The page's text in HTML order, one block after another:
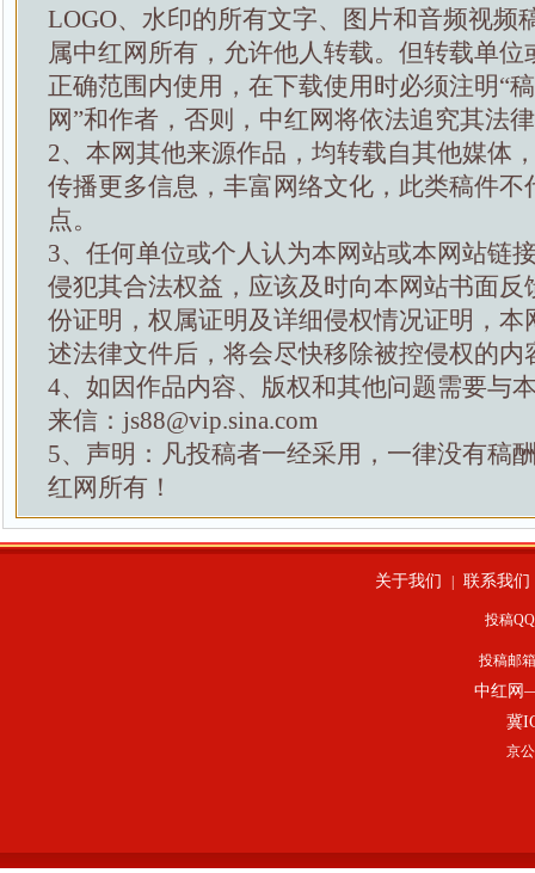
LOGO、水印的所有文字、图片和音频视频
属中红网所有，允许他人转载。但转载单位
正确范围内使用，在下载使用时必须注明“
网”和作者，否则，中红网将依法追究其法
2、本网其他来源作品，均转载自其他媒体
传播更多信息，丰富网络文化，此类稿件不
点。
3、任何单位或个人认为本网站或本网站链
侵犯其合法权益，应该及时向本网站书面反
份证明，权属证明及详细侵权情况证明，本
述法律文件后，将会尽快移除被控侵权的内
4、如因作品内容、版权和其他问题需要与
来信：js88@vip.sina.com
5、声明：凡投稿者一经采用，一律没有稿
红网所有！
关于我们 联系我们
投稿
投稿邮
中红网
冀
京